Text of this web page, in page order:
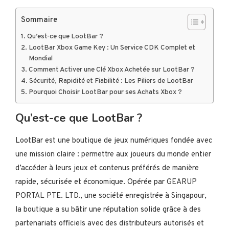
Sommaire
Qu’est-ce que LootBar ?
LootBar Xbox Game Key : Un Service CDK Complet et
Mondial
Comment Activer une Clé Xbox Achetée sur LootBar ?
Sécurité, Rapidité et Fiabilité : Les Piliers de LootBar
Pourquoi Choisir LootBar pour ses Achats Xbox ?
Qu’est-ce que LootBar ?
LootBar est une boutique de jeux numériques fondée avec
une mission claire : permettre aux joueurs du monde entier
d’accéder à leurs jeux et contenus préférés de manière
rapide, sécurisée et économique. Opérée par GEARUP
PORTAL PTE. LTD., une société enregistrée à Singapour,
la boutique a su bâtir une réputation solide grâce à des
partenariats officiels avec des distributeurs autorisés et